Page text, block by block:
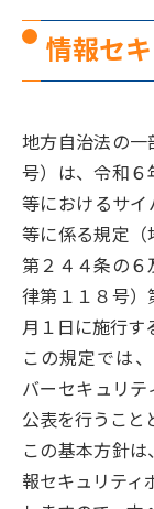
情報セ
地方自治法の
号）は、令和
等におけるサ
等に係る規定（
第２４４条の
律第１１８号
月１日に施行す
この規定では
バーセキュリ
公表を行うこと
この基本方針
報セキュリティ